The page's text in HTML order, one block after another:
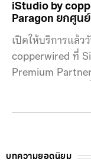
มาอย่างล้ำสมัย เ
ศิลปะ นายธนสิทธิ์
บริษัท
iStudio by
Paragon ยกศูน
เปิดให้บริการแล้ว
copperwired ที่
Premium
เสริมทั้งหลาย ก็มี
บทความยอดนิยม